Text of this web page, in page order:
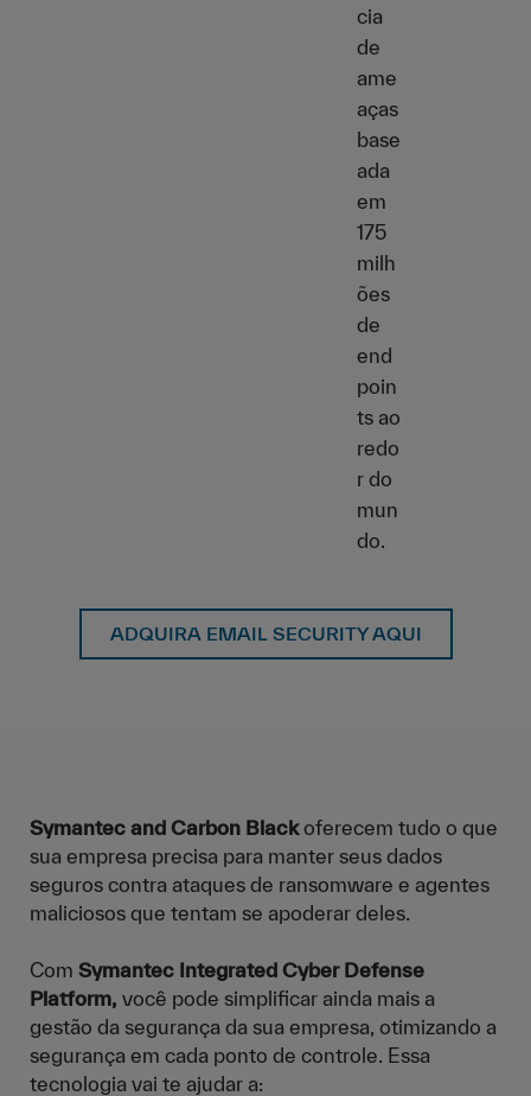
cia
de
ame
aças
base
ada
em
175
milh
ões
de
end
poin
ts ao
redo
r do
mun
do.
ADQUIRA EMAIL SECURITY AQUI
Symantec and Carbon Blackoferecem tudo o que
sua empresa precisa para manter seus dados
seguros contra ataques de ransomware e agentes
maliciosos que tentam se apoderar deles.
Com Symantec Integrated Cyber Defense
Platform, você pode simplificar ainda mais a
gestão da segurança da sua empresa, otimizando a
segurança em cada ponto de controle. Essa
tecnologia vai te ajudar a: